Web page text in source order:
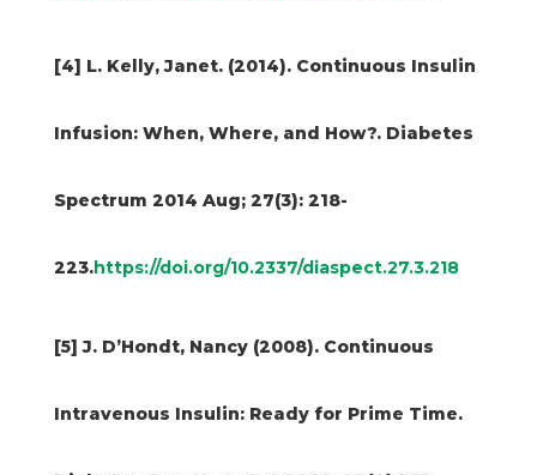
[4] L. Kelly, Janet. (2014). Continuous Insulin
Infusion: When, Where, and How?. Diabetes
Spectrum 2014 Aug; 27(3): 218-
223.https://doi.org/10.2337/diaspect.27.3.218
[5] J. D’Hondt, Nancy (2008). Continuous
Intravenous Insulin: Ready for Prime Time.